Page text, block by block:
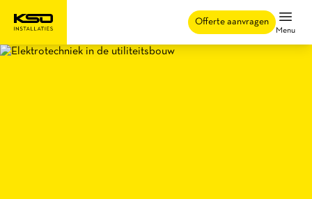
Offerte aanvragen
Menu